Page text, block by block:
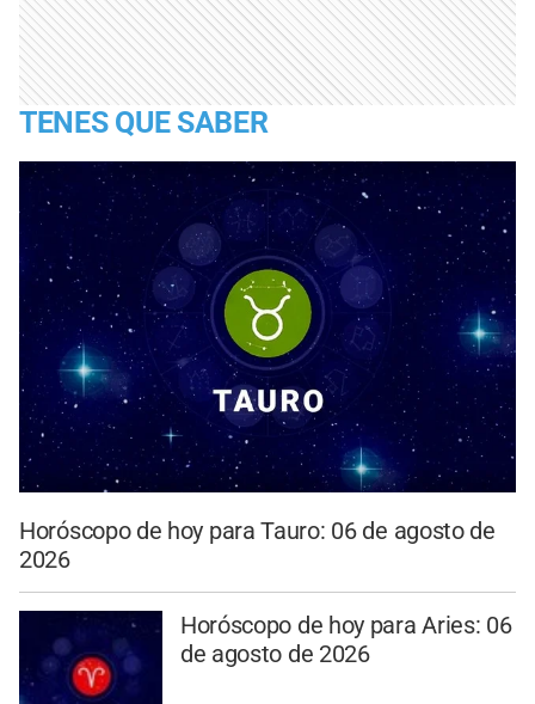
TENES QUE SABER
Horóscopo de hoy para Tauro: 06 de agosto de
2026
Horóscopo de hoy para Aries: 06
de agosto de 2026